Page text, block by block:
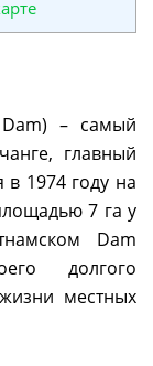
– самый
главный
1974 году на
7 га у
Dam
долгого
местных